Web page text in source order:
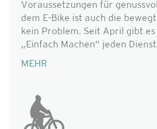
Voraussetzungen für
dem E-Bike ist auch die
kein Problem. Seit April gibt
„Einfach Machen“ jeden
MEHR